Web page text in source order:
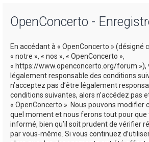
OpenConcerto -
En accédant à « OpenConcerto » (désigné
« notre », « nos », « OpenConcerto »,
« https://www.openconcerto.org/forum »),
légalement responsable des conditions
n’acceptez pas d’être légalement
conditions suivantes, alors n’accédez pas
« OpenConcerto ». Nous pouvons modifier
quel moment et nous ferons tout pour que
informé, bien qu’il soit prudent de vérifier
par vous-même. Si vous continuez